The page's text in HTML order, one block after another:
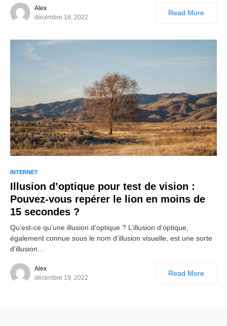
Alex
décembre 18, 2022
Read More
INTERNET
Illusion d’optique pour test de vision :
Pouvez-vous repérer le lion en moins de
15 secondes ?
Qu’est-ce qu’une illusion d’optique ? L’illusion d’optique,
également connue sous le nom d’illusion visuelle, est une sorte
d’illusion…
Alex
décembre 19, 2022
Read More